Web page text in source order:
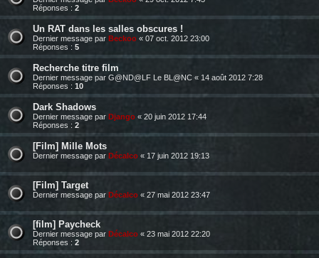
Réponses : 2
Un RAT dans les salles obscures !
Dernier message par Beckoo « 07 oct. 2012 23:00
Réponses : 5
Recherche titre film
Dernier message par G@ND@LF Le BL@NC « 14 août 2012 7:28
Réponses : 10
Dark Shadows
Dernier message par Django « 20 juin 2012 17:44
Réponses : 2
[Film] Mille Mots
Dernier message par Décalco « 17 juin 2012 19:13
[Film] Target
Dernier message par Décalco « 27 mai 2012 23:47
[film] Paycheck
Dernier message par Décalco « 23 mai 2012 22:20
Réponses : 2